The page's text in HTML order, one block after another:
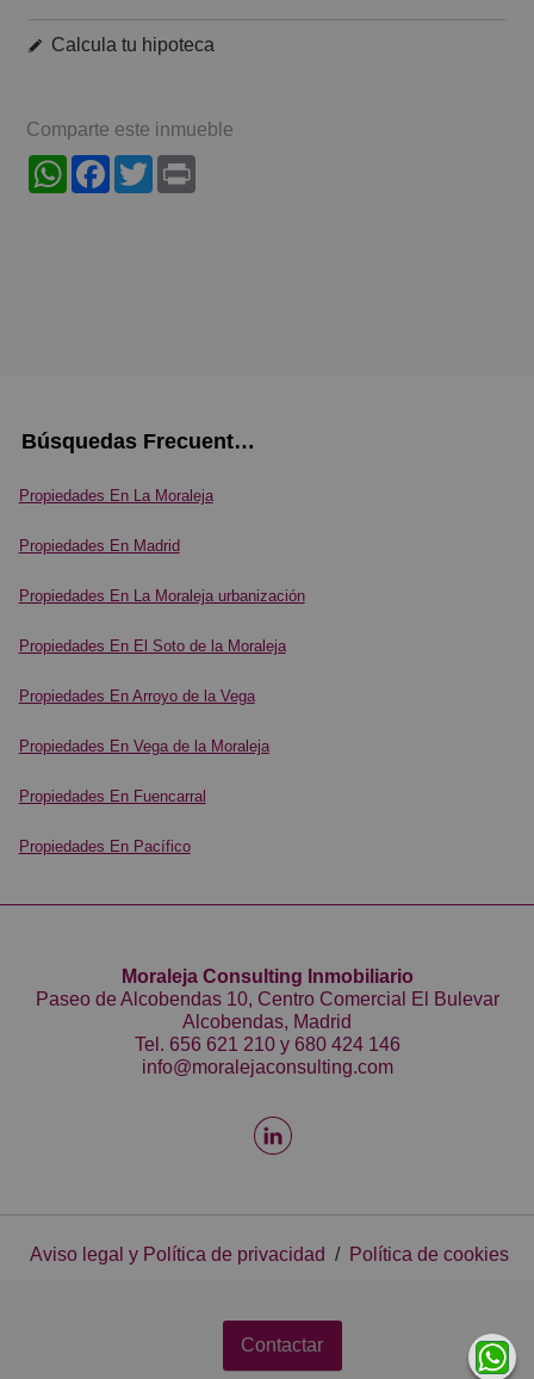
Contactar
Calcula tu hipoteca
Comparte este inmueble
WhatsAppFacebook
Twitter
Búsquedas Frecuentes
Propiedades En La Moraleja
Propiedades En Madrid
Propiedades En La Moraleja urbanización
Propiedades En El Soto de la Moraleja
Propiedades En Arroyo de la Vega
Propiedades En Vega de la Moraleja
Propiedades En Fuencarral
Propiedades En Pacífico
Moraleja Consulting Inmobiliario
Paseo de Alcobendas 10, Centro Comercial El Bulevar
Alcobendas, Madrid
Tel. 656 621 210y 680 424 146
info@moralejaconsulting.com
Aviso legal y Política de privacidad / Política de cookies